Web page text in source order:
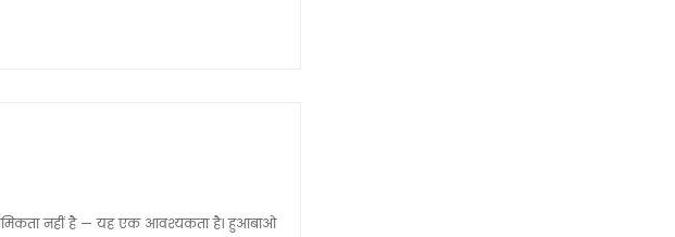
नहीं है — यह एक आवश्यकता है। हुआबाओ